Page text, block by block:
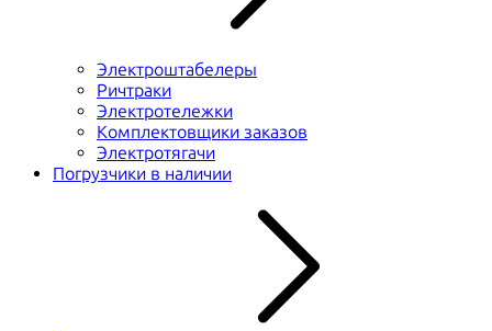
Электроштабелеры
Ричтраки
Электротележки
Комплектовщики заказов
Электротягачи
Погрузчики в наличии